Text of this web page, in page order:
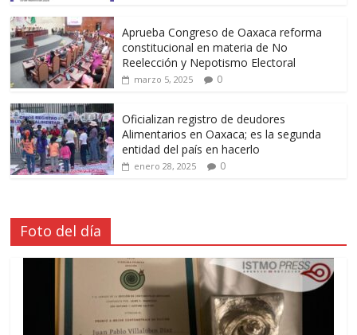
Aprueba Congreso de Oaxaca reforma
constitucional en materia de No
Reelección y Nepotismo Electoral
marzo 5, 2025 0
Oficializan registro de deudores
Alimentarios en Oaxaca; es la segunda
entidad del país en hacerlo
enero 28, 2025 0
Foto del día